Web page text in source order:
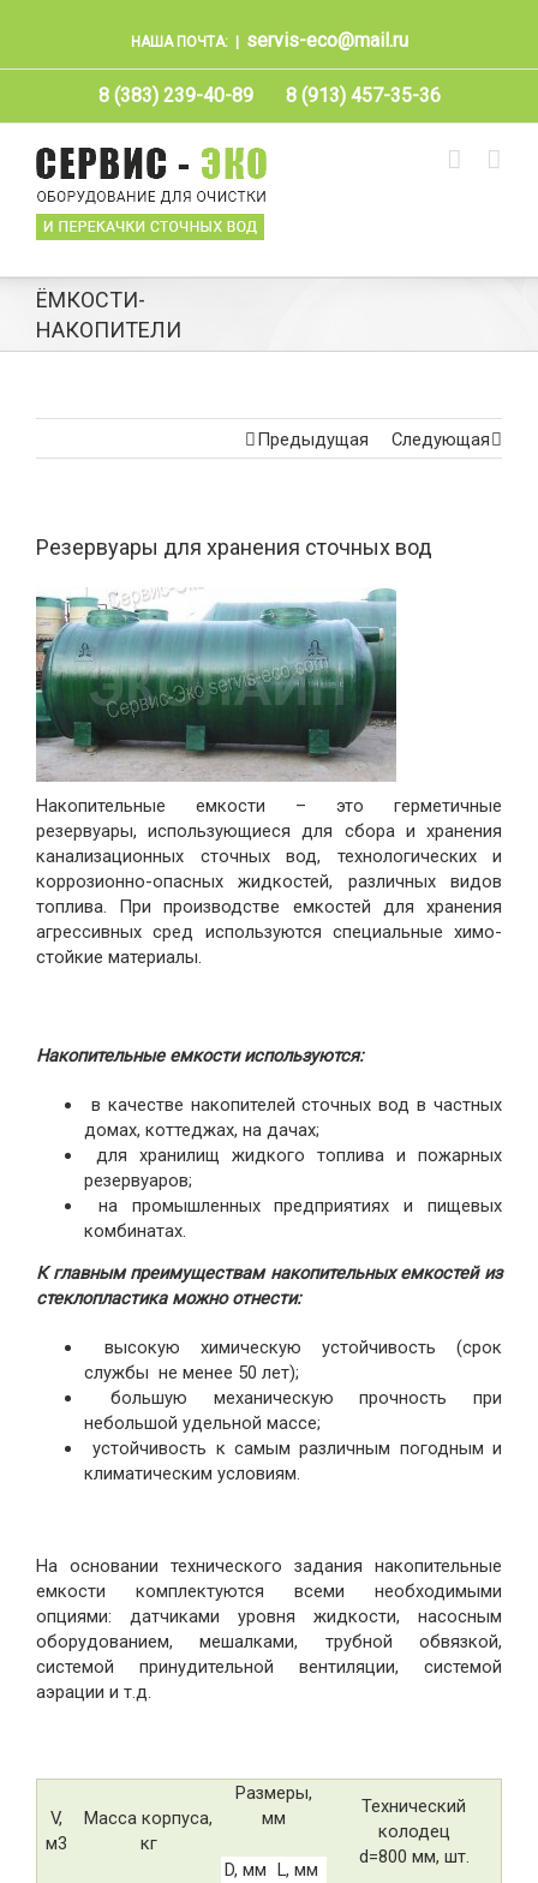
НАША ПОЧТА: servis-eco@mail.ru
8 (383) 239-40-89 8 (913) 457-35-36
ЁМКОСТИ-
НАКОПИТЕЛИ
Предыдущая Следующая
Резервуары для хранения сточных вод
Накопительные емкости – это герметичные
резервуары, использующиеся для сбора и хранения
канализационных сточных вод, технологических и
коррозионно-опасных жидкостей, различных видов
топлива. При производстве емкостей для хранения
агрессивных сред используются специальные химо-
стойкие материалы.
Накопительные емкости используются:
в качестве накопителей сточных вод в частных
домах, коттеджах, на дачах;
для хранилищ жидкого топлива и пожарных
резервуаров;
на промышленных предприятиях и пищевых
комбинатах.
К главным преимуществам накопительных емкостей из
стеклопластика можно отнести:
высокую химическую устойчивость (срок
службы не менее 50 лет);
большую механическую прочность при
небольшой удельной массе;
устойчивость к самым различным погодным и
климатическим условиям.
На основании технического задания накопительные
емкости комплектуются всеми необходимыми
опциями: датчиками уровня жидкости, насосным
оборудованием, мешалками, трубной обвязкой,
системой принудительной вентиляции, системой
аэрации и т.д.
V,
м3
Масса корпуса,
кг
Размеры,
мм
Технический
колодец
d=800 мм, шт.
D, мм L, мм